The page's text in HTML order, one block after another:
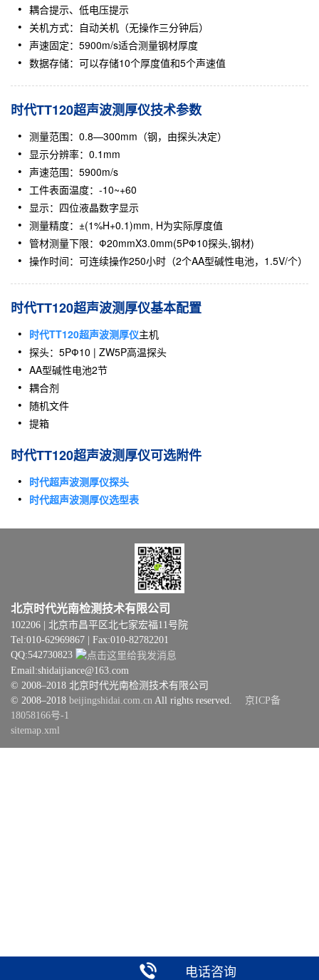
耦合提示、低电压提示
关机方式：自动关机（无操作三分钟后）
声速固定：5900m/s适合测量钢材厚度
数据存储：可以存储10个厚度值和5个声速值
时代TT120超声波测厚仪技术参数
测量范围：0.8—300mm（钢，由探头决定）
显示分辨率：0.1mm
声速范围：5900m/s
工件表面温度：-10~+60
显示：四位液晶数字显示
测量精度：±(1%H+0.1)mm, H为实际厚度值
管材测量下限：Ф20mmX3.0mm(5PФ10探头,钢材)
操作时间：可连续操作250小时（2个AA型碱性电池，1.5V/个）
时代TT120超声波测厚仪基本配置
时代TT120超声波测厚仪主机
探头：5PФ10 | ZW5P高温探头
AA型碱性电池2节
耦合剂
随机文件
提箱
时代TT120超声波测厚仪可选附件
时代超声波测厚仪探头
时代超声波测厚仪选型表
北京时代光南检测技术有限公司
102206 | 北京市昌平区北七家宏福11号院
Tel:010-62969867 | Fax:010-82782201
QQ:542730823
Email:shidaijiance@163.com
© 2008–2018 北京时代光南检测技术有限公司
© 2008–2018 beijingshidai.com.cn All rights reserved. 京ICP备
18058166号-1
sitemap.xml
电话咨询